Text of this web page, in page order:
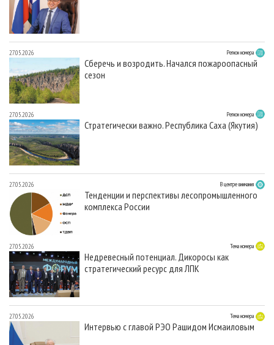
27.05.2026 Регион номера
Сберечь и возродить. Начался пожароопасный
сезон
27.05.2026 Регион номера
Стратегически важно. Республика Саха (Якутия)
27.05.2026 В центре внимания
Тенденции и перспективы лесопромышленного
комплекса России
27.05.2026 Тема номера
Недревесный потенциал. Дикоросы как
стратегический ресурс для ЛПК
27.05.2026 Тема номера
Интервью с главой РЭО Рашидом Исмаиловым